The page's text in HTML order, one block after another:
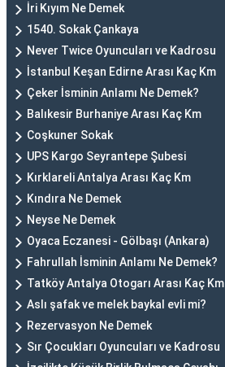
İri Kıyım Ne Demek
1540. Sokak Çankaya
Never Twice Oyuncuları ve Kadrosu
İstanbul Keşan Edirne Arası Kaç Km
Çeker İsminin Anlamı Ne Demek?
Balıkesir Burhaniye Arası Kaç Km
Coşkuner Sokak
UPS Kargo Seyrantepe Şubesi
Kırklareli Antalya Arası Kaç Km
Kındıra Ne Demek
Neyse Ne Demek
Oyaca Eczanesi - Gölbaşı (Ankara)
Fahrullah İsminin Anlamı Ne Demek?
Tatköy Antalya Otogarı Arası Kaç Km
Aslı şafak ve melek baykal evli mi?
Rezervasyon Ne Demek
Sır Çocukları Oyuncuları ve Kadrosu